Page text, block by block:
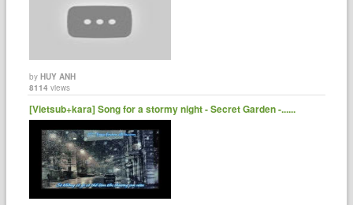
byHUY ANH
8114 views
[Vietsub+kara] Song for a stormy night - Secret Garden -......